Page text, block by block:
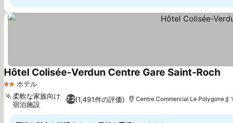
2 ホテルのランク
ホテル
Hôtel Colisée-Verdun Centre Gare Saint-Roch
7.2(1,491件の評価)
柔軟な家族向け
宿泊施設
Centre Commercial Le Polygoneま